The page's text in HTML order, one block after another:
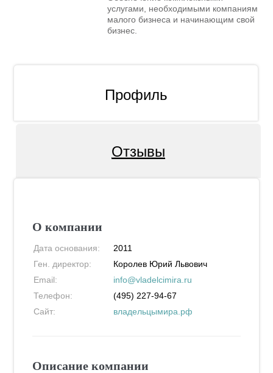
услугами, необходимыми компаниям
малого бизнеса и начинающим свой
бизнес.
Профиль
Отзывы
О компании
Дата основания:
2011
Ген. директор:
Королев Юрий Львович
Email:
info@vladelcimira.ru
Телефон:
(495) 227-94-67
Сайт:
владельцымира.рф
Описание компании